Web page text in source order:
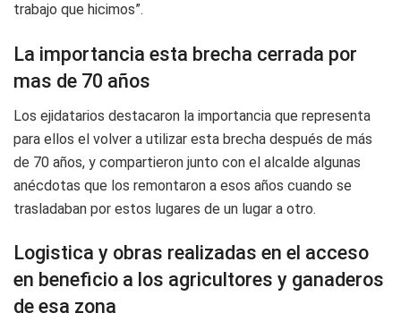
trabajo que hicimos”.
La importancia esta brecha cerrada por
mas de 70 años
Los ejidatarios destacaron la importancia que representa
para ellos el volver a utilizar esta brecha después de más
de 70 años, y compartieron junto con el alcalde algunas
anécdotas que los remontaron a esos años cuando se
trasladaban por estos lugares de un lugar a otro.
Logistica y obras realizadas en el acceso
en beneficio a los agricultores y ganaderos
de esa zona